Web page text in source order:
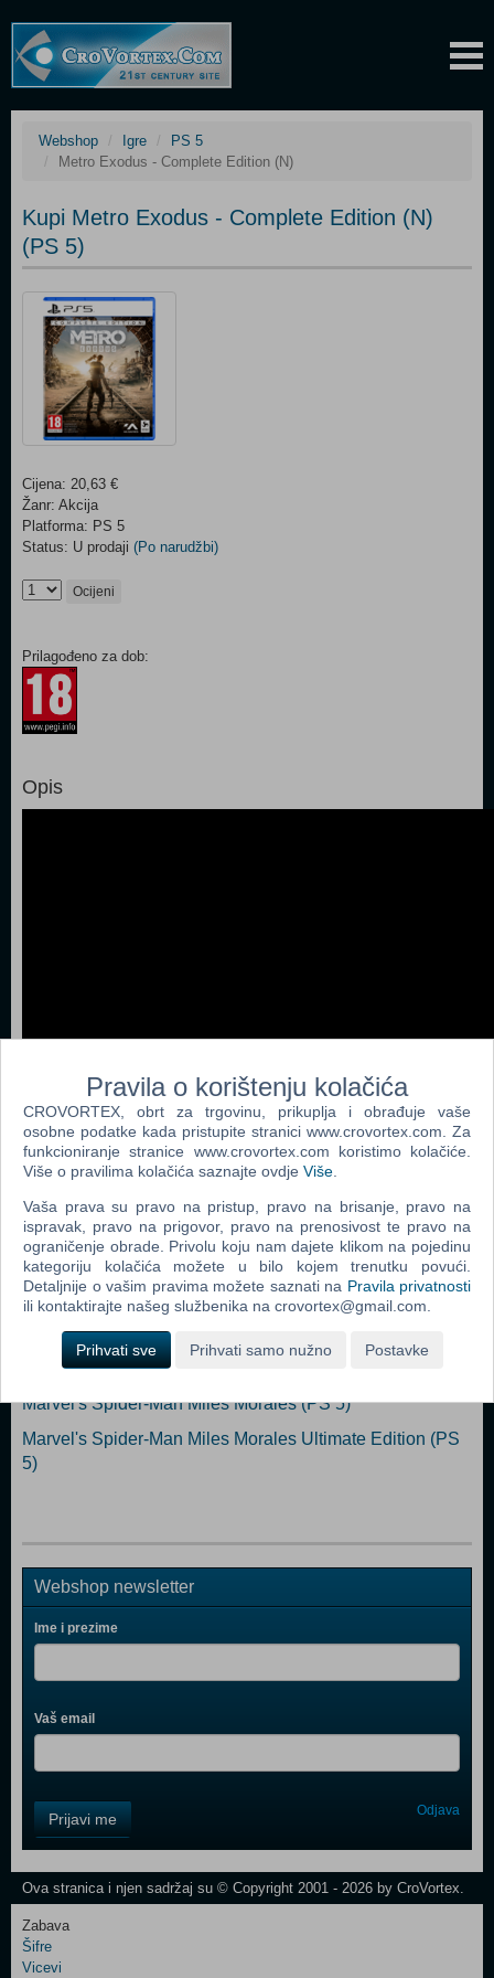
Webshop Igre
PS 5
Metro Exodus - Complete Edition (N)
Kupi Metro Exodus - Complete Edition (N)
(PS 5)
Cijena: 20,63 €
Žanr: Akcija
Platforma: PS 5
Status: U prodaji (Po narudžbi)
Ocijeni
Prilagođeno za dob:
Opis
Dodaj u košaricu
Popularno
Returnal (PS 5)
Resident Evil Village (N) (PS 5)
The Nioh Collection (N) (PS 5)
Destruction All Stars (PS 5)
Marvel's Spider-Man Miles Morales (PS 5)
Marvel's Spider-Man Miles Morales Ultimate Edition (PS
5)
Webshop newsletter
Ime i prezime
Vaš email
Field
One
Newsletter
Control
Prijavi me Odjava
Ova stranica i njen sadržaj su © Copyright 2001 - 2026 by CroVortex.
Zabava
Šifre
Vicevi
Pravila o korištenju kolačića
CROVORTEX, obrt za trgovinu, prikuplja i obrađuje vaše
osobne podatke kada pristupite stranici www.crovortex.com. Za
funkcioniranje stranice www.crovortex.com koristimo kolačiće.
Više o pravilima kolačića saznajte ovdje Više
Vaša prava su pravo na pristup, pravo na brisanje, pravo na
ispravak, pravo na prigovor, pravo na prenosivost te pravo na
ograničenje obrade. Privolu koju nam dajete klikom na pojedinu
kategoriju kolačića možete u bilo kojem trenutku povući.
Detaljnije o vašim pravima možete saznati na Pravila privatnosti
ili kontaktirajte našeg službenika na crovortex@gmail.com.
Prihvati sve Prihvati samo nužno Postavke